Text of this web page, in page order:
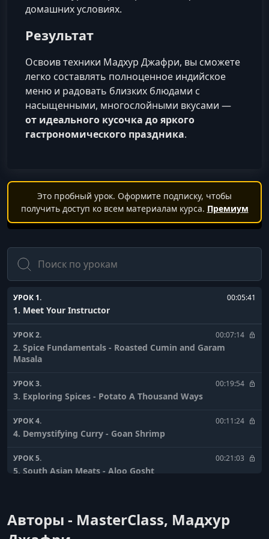
домашних условиях.
Результат
Освоив техники Мадхур Джафри, вы сможете
легко составлять полноценное индийское
меню и радовать близких блюдами с
насыщенными, многослойными вкусами —
от идеального кусочка до яркого
гастрономического праздника.
Это пробный урок. Оформите подписку, чтобы
получить доступ ко всем материалам курса. Премиум
Поиск
УРОК 1. 00:05:41
1. Meet Your Instructor
УРОК 2. 00:07:14
2. Spice Fundamentals - Roasted Cumin and Garam
Masala
УРОК 3. 00:19:54
3. Exploring Spices - Potato A Thousand Ways
УРОК 4. 00:11:24
4. Demystifying Curry - Goan Shrimp
УРОК 5. 00:21:03
5. South Asian Meats - Aloo Gosht
and Cumin
Авторы - MasterClass, Мадхур